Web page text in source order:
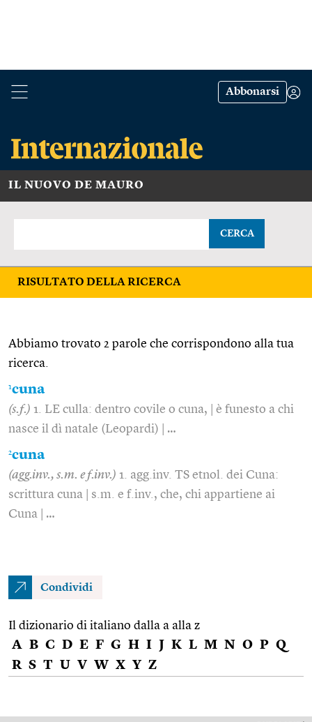
Abbonarsi
IL NUOVO DE MAURO
CERCA
RISULTATO DELLA RICERCA
Abbiamo trovato 2 parole che corrispondono alla tua
ricerca.
1cuna
(s.f.) 1. LE culla: dentro covile o cuna, | è funesto a chi
nasce il dì natale (Leopardi) | …
2cuna
(agg.inv., s.m. e f.inv.) 1. agg.inv. TS etnol. dei Cuna:
scrittura cuna | s.m. e f.inv., che, chi appartiene ai
Cuna | …
Condividi
Il dizionario di italiano dalla a alla z
A B C D E F G H I J K L M N O P Q
R S T U V W X Y Z